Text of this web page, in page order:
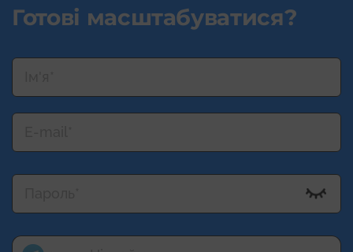
Готові масштабуватися?